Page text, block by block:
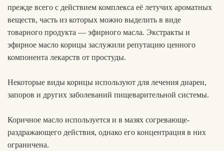
прежде всего с действием комплекса её летучих ароматных
веществ, часть из которых можно выделить в виде
товарного продукта — эфирного масла. Экстракты и
эфирное масло корицы заслужили репутацию ценного
компонента лекарств от простуды.
Некоторые виды корицы используют для лечения диареи,
запоров и других заболеваний пищеварительной системы.
Коричное масло используется и в мазях согревающе-
раздражающего действия, однако его концентрация в них
ограничена.